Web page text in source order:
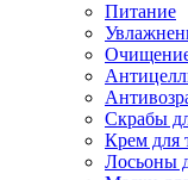
Питание
Скрабы
Крем для
Лосьоны